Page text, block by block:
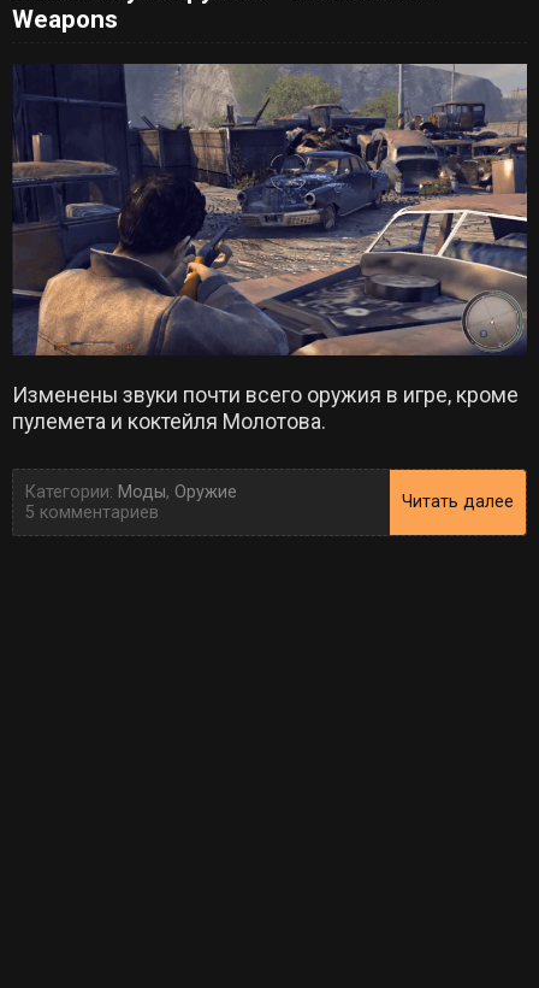
Weapons
Изменены звуки почти всего оружия в игре, кроме
пулемета и коктейля Молотова.
Категории: Моды, Оружие
5 комментариев
Читать далее